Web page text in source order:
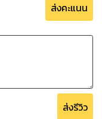
ส่งคะแนน
ส่งรีวิว